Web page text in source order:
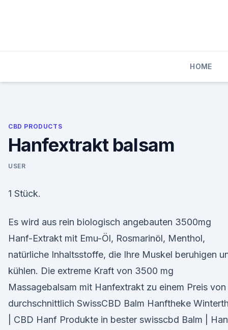
HOME
CBD PRODUCTS
Hanfextrakt balsam
USER
1 Stück.
Es wird aus rein biologisch angebauten 3500mg
Hanf-Extrakt mit Emu-Öl, Rosmarinöl, Menthol,
natürliche Inhaltsstoffe, die Ihre Muskel beruhigen
kühlen. Die extreme Kraft von 3500 mg
Massagebalsam mit Hanfextrakt zu einem Preis von
durchschnittlich SwissCBD Balm Hanftheke
| CBD Hanf Produkte in bester swisscbd Balm |